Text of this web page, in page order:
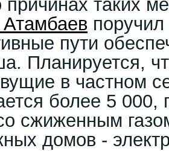
причинах таких
пути
Планируется,
в частном
более 5 000,
сжиженным
домов -